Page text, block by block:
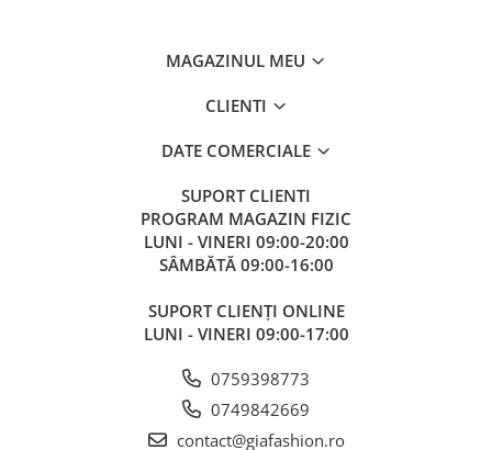
MAGAZINUL MEU
CLIENTI
DATE COMERCIALE
SUPORT CLIENTI
PROGRAM MAGAZIN FIZIC
LUNI - VINERI 09:00-20:00
SÂMBĂTĂ 09:00-16:00
SUPORT CLIENȚI ONLINE
LUNI - VINERI 09:00-17:00
0759398773
0749842669
contact@giafashion.ro